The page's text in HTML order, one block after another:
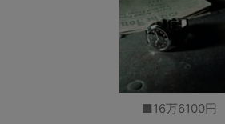
■16万6100円